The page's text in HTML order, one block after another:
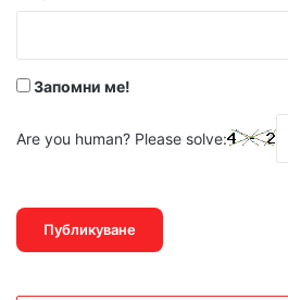
Запомни ме!
Are you human? Please solve: